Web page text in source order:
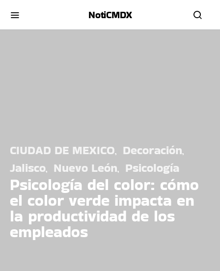
NotiCMDX
CIUDAD DE MEXICO Decoración
Jalisco Nuevo León Psicología
Psicología del color: cómo
el color verde impacta en
la productividad de los
empleados